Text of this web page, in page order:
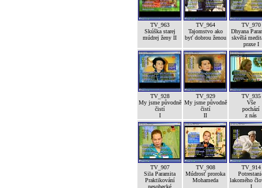
TV_963
Skúška starej
múdrej ženy II
TV_964
Tajomstvo ako
byť dobrou ženou
TV_970
Dhyana
skvělá
praxe I
TV_928
My jsme původně
čistí
I
TV_929
My jsme původně
čistí
II
TV_935
Vše
pochází
z nás
TV_907
Sila Paramita
Praktikování
nesobecké
TV_908
Múdrosť proroka
Mohameda
TV_914
lakomého
I